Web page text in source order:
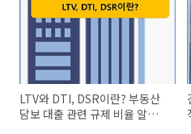
LTV와 DTI, DSR이란? 부동산
담보 대출 관련 규제 비율 알아